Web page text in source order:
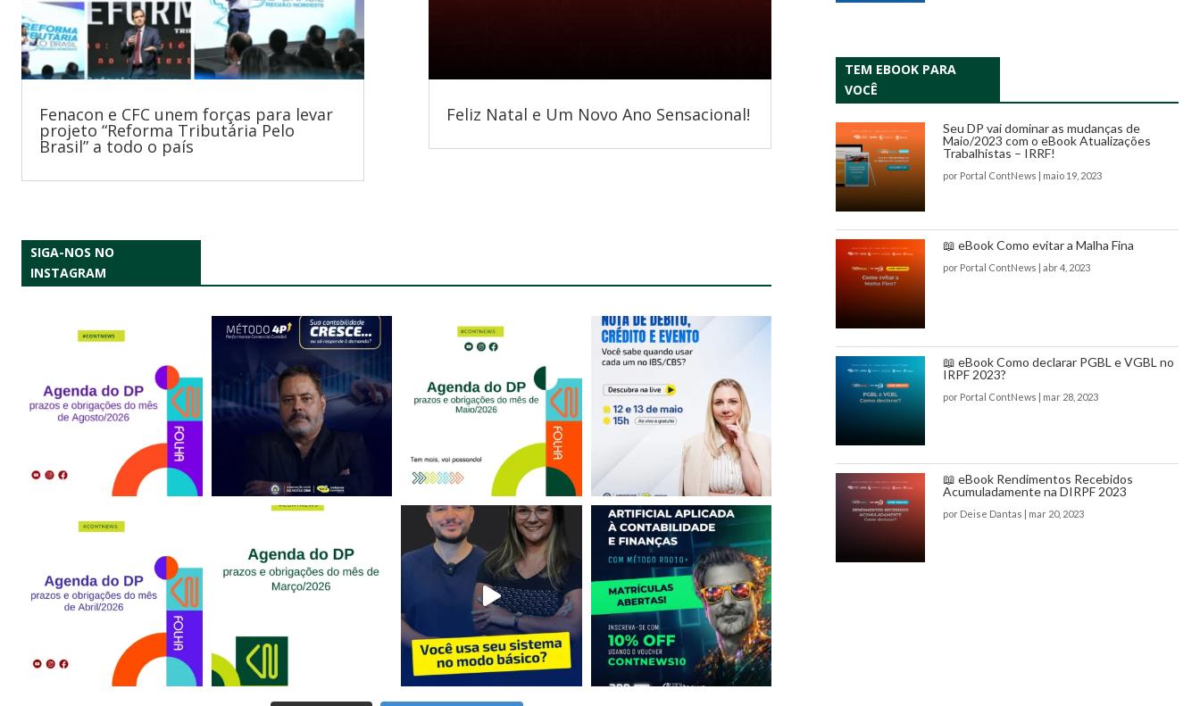
Fenacon e CFC unem forças para levar
projeto “Reforma Tributária Pelo
Brasil” a todo o país
Feliz Natal e Um Novo Ano Sensacional!
SIGA-NOS NO
INSTAGRAM
TEM EBOOK PARA
VOCÊ
Seu DP vai dominar as mudanças de
Maio/2023 com o eBook Atualizações
Trabalhistas – IRRF!
por Portal ContNews | maio 19, 2023
📖 eBook Como evitar a Malha Fina
por Portal ContNews | abr 4, 2023
📖 eBook Como declarar PGBL e VGBL no
IRPF 2023?
por Portal ContNews | mar 28, 2023
📖 eBook Rendimentos Recebidos
Acumuladamente na DIRPF 2023
por Deise Dantas | mar 20, 2023